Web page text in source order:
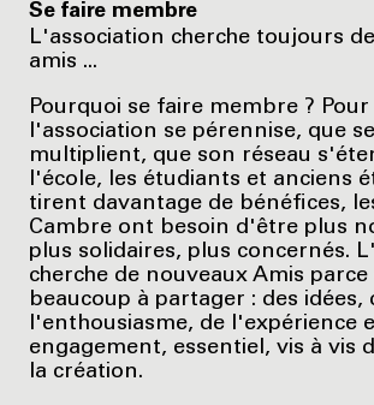
Se faire membre
L'association cherche toujours
amis ...
Pourquoi se faire membre ? Pour
l'association se pérennise, que
multiplient, que son réseau
l'école, les étudiants et anciens
tirent davantage de bénéfices,
Cambre ont besoin d'être plus
plus solidaires, plus concernés.
cherche de nouveaux Amis
beaucoup à partager : des idées,
l'enthousiasme, de l'expérience
engagement, essentiel, vis à vis
la création.